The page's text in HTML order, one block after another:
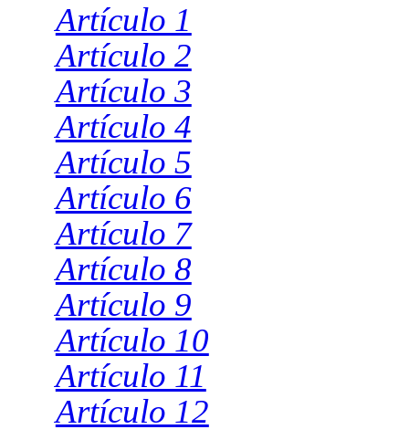
Artículo 1
Artículo 2
Artículo 3
Artículo 4
Artículo 5
Artículo 6
Artículo 7
Artículo 8
Artículo 9
Artículo 10
Artículo 11
Artículo 12